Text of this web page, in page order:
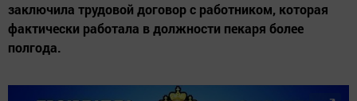
заключила трудовой договор с работником, которая
фактически работала в должности пекаря более
полгода.